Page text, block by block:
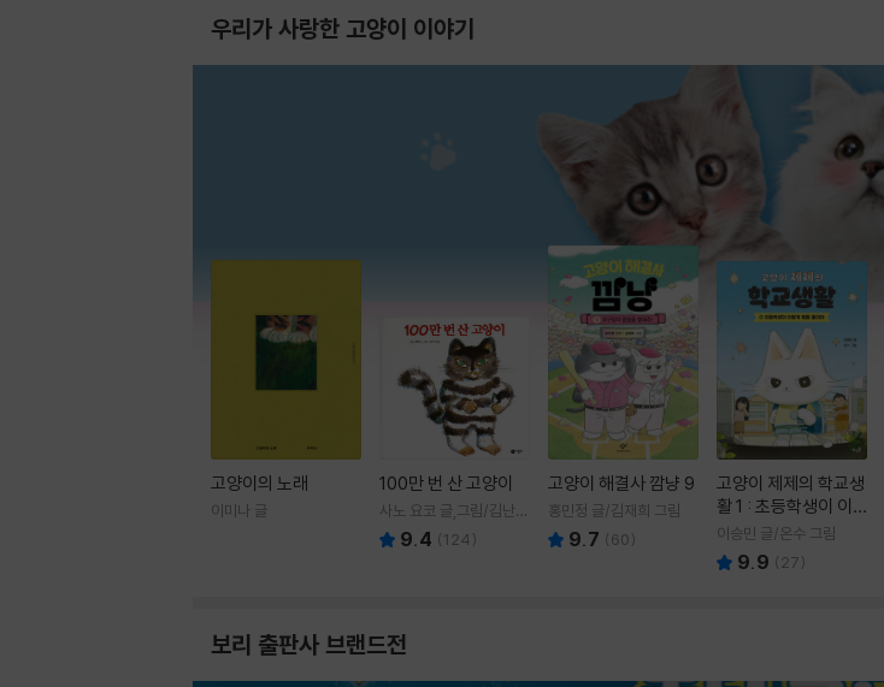
우리가 사랑한 고양이 이야기
고양이의 노래
이미나 글
100만 번 산 고양이
사노 요코 글,그림/김난주
역 9.4 (124)
고양이 해결사 깜냥 9
홍민정 글/김재희 그림
9.7 (60)
고양이 제제의 학교생
활 1 : 초등학생이 이
렇게 힘들 줄이야
이승민 글/온수 그림
9.9 ( 27)
보리 출판사 브랜드전